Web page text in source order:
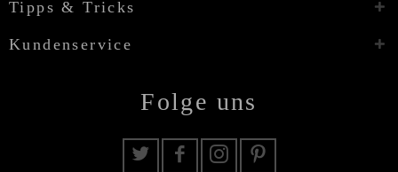
Tipps & Tricks
Kundenservice
Folge uns